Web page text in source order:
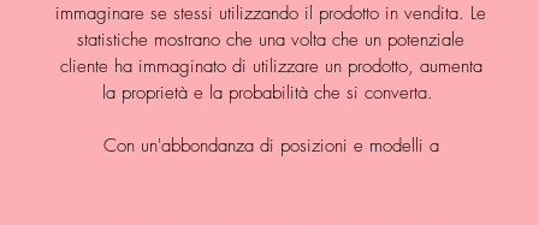
immaginare se stessi utilizzando il prodotto in vendita. Le
statistiche mostrano che una volta che un potenziale
cliente ha immaginato di utilizzare un prodotto, aumenta
la proprietà e la probabilità che si converta.
Con un'abbondanza di posizioni e modelli a